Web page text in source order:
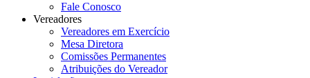
Fale Conosco
Vereadores
Vereadores em Exercício
Mesa Diretora
Comissões Permanentes
Atribuições do Vereador